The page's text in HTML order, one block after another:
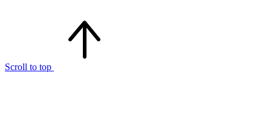
Scroll to top